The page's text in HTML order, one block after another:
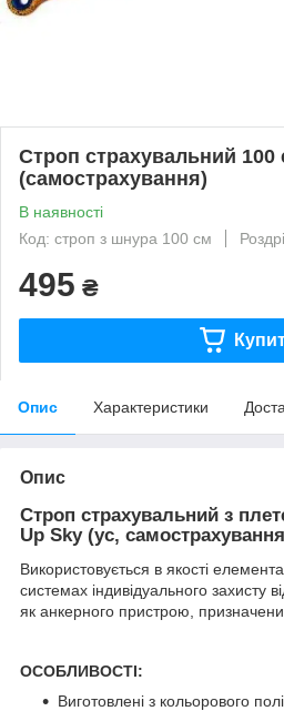
Строп страхувальний 100
(самострахування)
В наявності
Код: строп з шнура 100 см
495 ₴
Опис Характеристики
Опис
Строп страхувальний з
Up Sky (ус,
Використовується в якості
системах індивідуального захисту
як анкерного пристрою,
ОСОБЛИВОСТІ:
Виготовлені з кольорового